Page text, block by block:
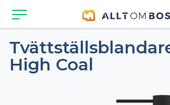
High Coal